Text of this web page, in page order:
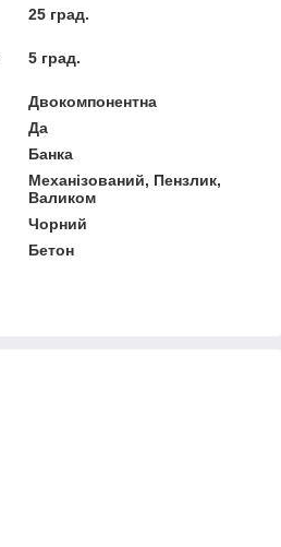
25 град.
5 град.
Двокомпонентна
Да
Банка
Механізований, Пензлик,
Валиком
Чорний
Бетон